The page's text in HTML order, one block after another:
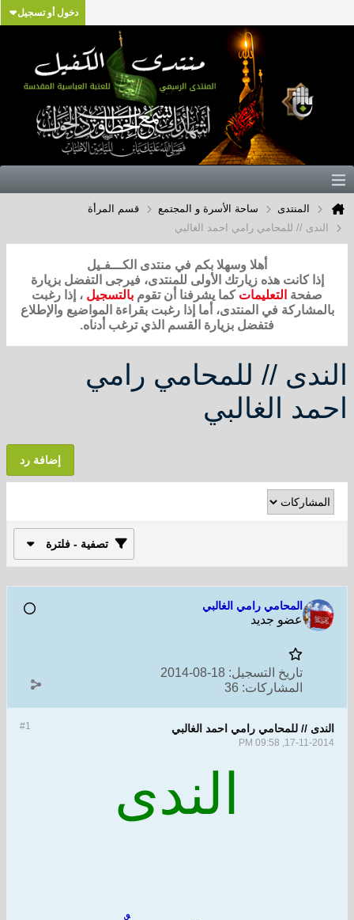
دخول أو تسجيل
المنتدى ساحة الأسرة و المجتمع
قسم المرأة
الندى // للمحامي رامي احمد الغالبي
أهلا وسهلا بكم في منتدى الكـــفـيل
إذا كانت هذه زيارتك الأولى للمنتدى، فيرجى التفضل بزيارة
صفحة التعليمات كما يشرفنا أن تقوم بالتسجيل ، إذا رغبت
بالمشاركة في المنتدى، أما إذا رغبت بقراءة المواضيع والإطلاع
فتفضل بزيارة القسم الذي ترغب أدناه.
الندى // للمحامي رامي
احمد الغالبي
إضافة رد
تصفية - فلترة
المحامي رامي الغالبي
عضو جديد
تاريخ التسجيل: 18-08-2014
المشاركات: 36
#1 الندى // للمحامي رامي احمد الغالبي
17-11-2014, 09:58 PM
الندى